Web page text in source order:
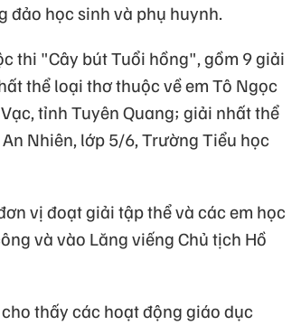
đảo học sinh và phụ huynh.
thi "Cây bút Tuổi hồng", gồm 9 giải
thể loại thơ thuộc về em Tô Ngọc
tỉnh Tuyên Quang; giải nhất thể
Nhiên, lớp 5/6, Trường Tiểu học
vị đoạt giải tập thể và các em học
và vào Lăng viếng Chủ tịch Hồ
thấy các hoạt động giáo dục